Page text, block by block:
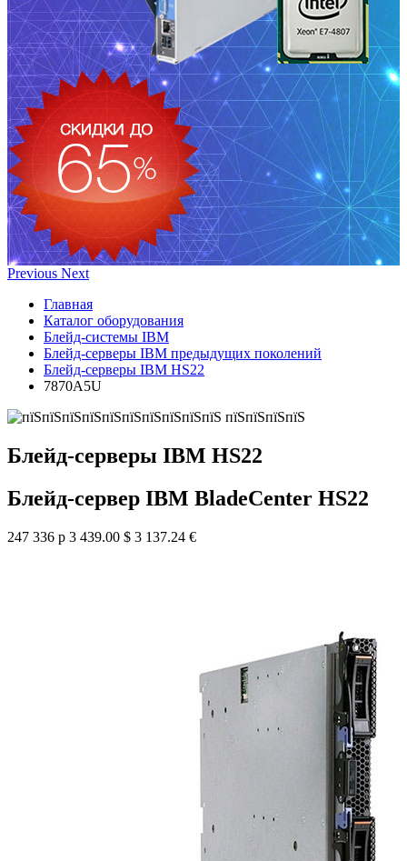
Previous Next
Главная
Каталог оборудования
Блейд-системы IBM
Блейд-серверы IBM предыдущих поколений
Блейд-серверы IBM HS22
7870A5U
Блейд-серверы IBM HS22
Блейд-сервер IBM BladeCenter HS22
247 336 р 3 439.00 $ 3 137.24 €